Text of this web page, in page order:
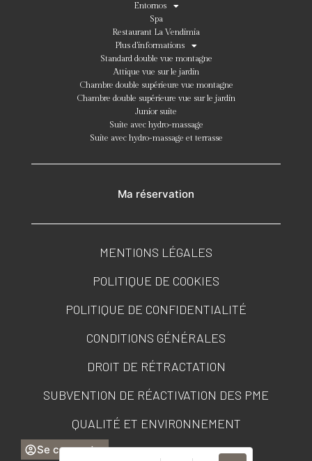
Se connecter
Entornos
Spa
Restaurant La Vendimia
Plus d’informations
Standard double vue montagne
Attique vue sur le jardin
Chambre double supérieure vue montagne
Chambre double supérieure vue sur le jardin
Junior suite
Suite avec hydro-massage
Suite avec hydro-massage et terrasse
Ma réservation
MENTIONS LÉGALES
POLITIQUE DE COOKIES
POLITIQUE DE CONFIDENTIALITÉ
CONDITIONS GÉNÉRALES
DROIT DE RÉTRACTATION
SUBVENTION DE RÉACTIVATION DES PME
QUALITÉ ET ENVIRONNEMENT
PORTAIL DE TRANSPARENCE